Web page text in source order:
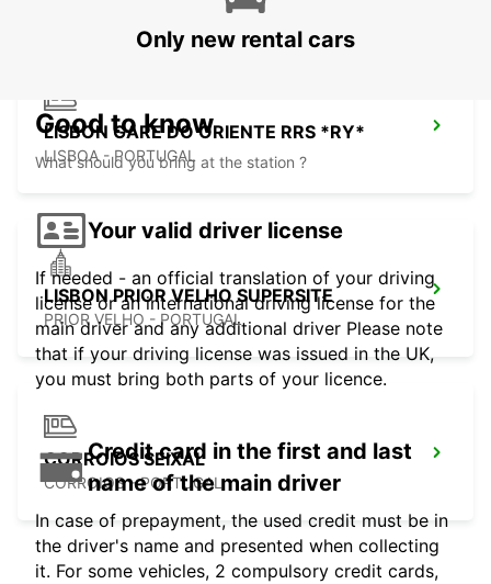
LISBON GARE DO ORIENTE RRS *RY*
LISBOA - PORTUGAL
LISBON PRIOR VELHO SUPERSITE
PRIOR VELHO - PORTUGAL
CORROIOS SEIXAL
CORROIOS - PORTUGAL
Only new rental cars
Good to know
What should you bring at the station ?
Your valid driver license
If needed - an official translation of your driving
license or an international driving license for the
main driver and any additional driver Please note
that if your driving license was issued in the UK,
you must bring both parts of your licence.
Credit card in the first and last
name of the main driver
In case of prepayment, the used credit must be in
the driver's name and presented when collecting
it. For some vehicles, 2 compulsory credit cards,